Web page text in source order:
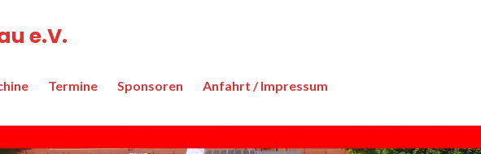
e.V.
Termine Sponsoren Anfahrt / Impressum